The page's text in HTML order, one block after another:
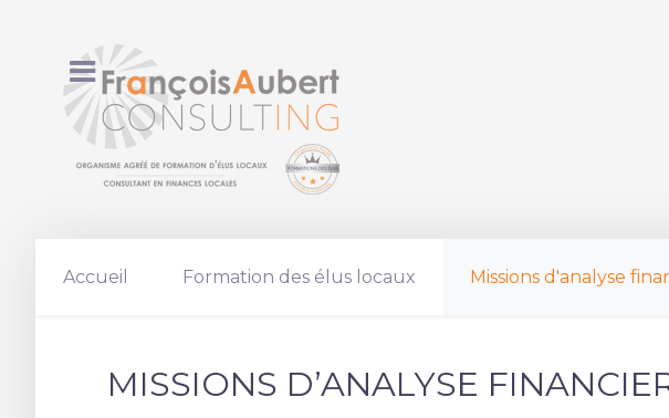
Accueil Formation des élus locaux Missions d'analyse
MISSIONS D’ANALYSE